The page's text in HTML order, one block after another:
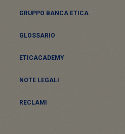
GRUPPO BANCA ETICA
GLOSSARIO
ETICACADEMY
NOTE LEGALI
RECLAMI